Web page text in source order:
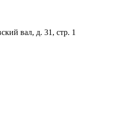
вал, д. 31, стр. 1